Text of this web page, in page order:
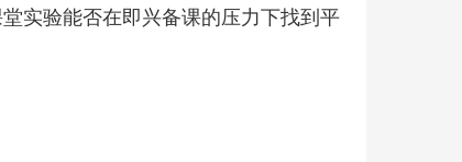
实验能否在即兴备课的压力下找到平